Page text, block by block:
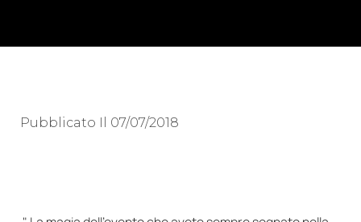
Pubblicato Il 07/07/2018